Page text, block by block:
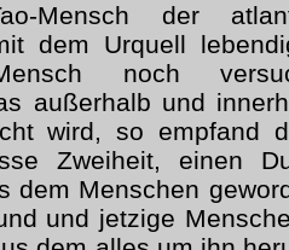
Mensch der
dem Urquell
noch
außerhalb und
wird, so empfand
Zweiheit, einen
dem Menschen
und jetzige